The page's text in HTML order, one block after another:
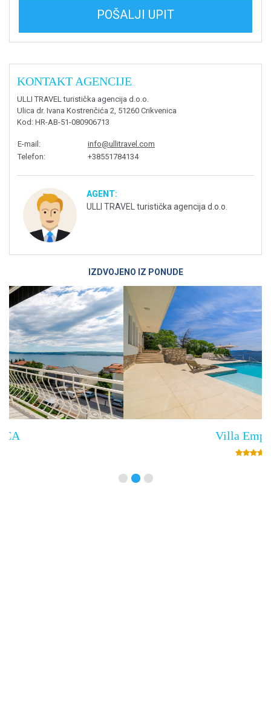
POŠALJI UPIT
KONTAKT AGENCIJE
ULLI TRAVEL turistička agencija d.o.o.
Ulica dr. Ivana Kostrenčića 2, 51260 Crikvenica
Kod : HR-AB-51-080906713
E-mail :
info@ullitravel.com
Telefon: +38551784134
AGENT:
ULLI TRAVEL turistička agencija d.o.o.
IZDVOJENO IZ PONUDE